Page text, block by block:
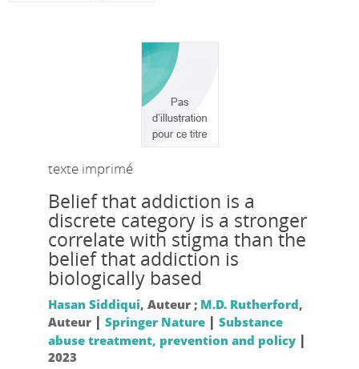
texte imprimé
Belief that addiction is a
discrete category is a stronger
correlate with stigma than the
belief that addiction is
biologically based
Hasan Siddiqui, Auteur ; M.D. Rutherford,
Auteur | Springer Nature| Substance
abuse treatment, prevention and policy|
2023